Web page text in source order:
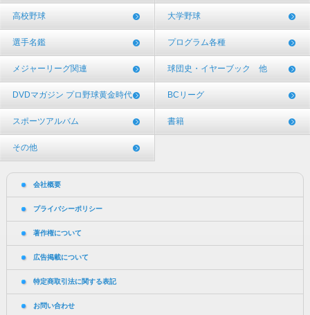
高校野球 大学野球
選手名鑑 プログラム各種
メジャーリーグ関連 球団史・イヤーブック 他
DVDマガジン プロ野球黄金時代 BCリーグ
スポーツアルバム 書籍
その他
会社概要
プライバシーポリシー
著作権について
広告掲載について
特定商取引法に関する表記
お問い合わせ